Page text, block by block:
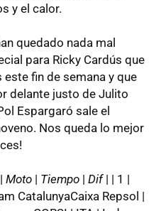
y el calor.
quedado nada mal
para Ricky Cardús que
fin de semana y que
delante justo de Julito
Espargaró sale el
Nos queda lo mejor
| Moto | Tiempo | Dif| | 1 |
CatalunyaCaixa Repsol |